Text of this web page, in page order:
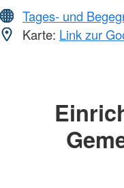
Tages- und
Karte: Link zur